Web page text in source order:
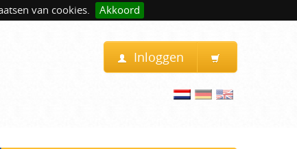
van cookies. Akkoord
Inloggen